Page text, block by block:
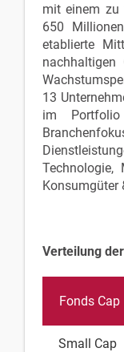
mit einem zu
650
etablierte
nachhaltigen
13
im
Konsumgüter
Verteilung
Fonds Cap
Small Cap